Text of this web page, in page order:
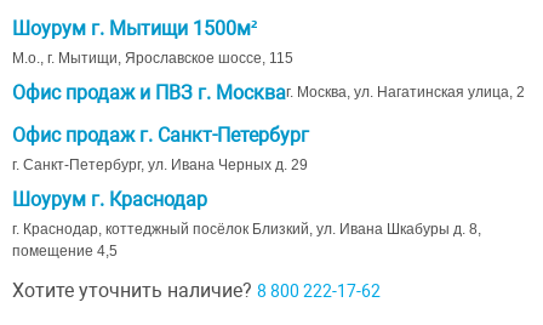
Шоурум г. Мытищи 1500м²
М.о., г. Мытищи, Ярославское шоссе, 115
Офис продаж и ПВЗ г. Москваг. Москва, ул. Нагатинская улица, 2
Офис продаж г. Санкт-Петербург
г. Санкт-Петербург, ул. Ивана Черных д. 29
Шоурум г. Краснодар
г. Краснодар, коттеджный посёлок Близкий, ул. Ивана Шкабуры д. 8,
помещение 4,5
Хотите уточнить наличие? 8 800 222-17-62